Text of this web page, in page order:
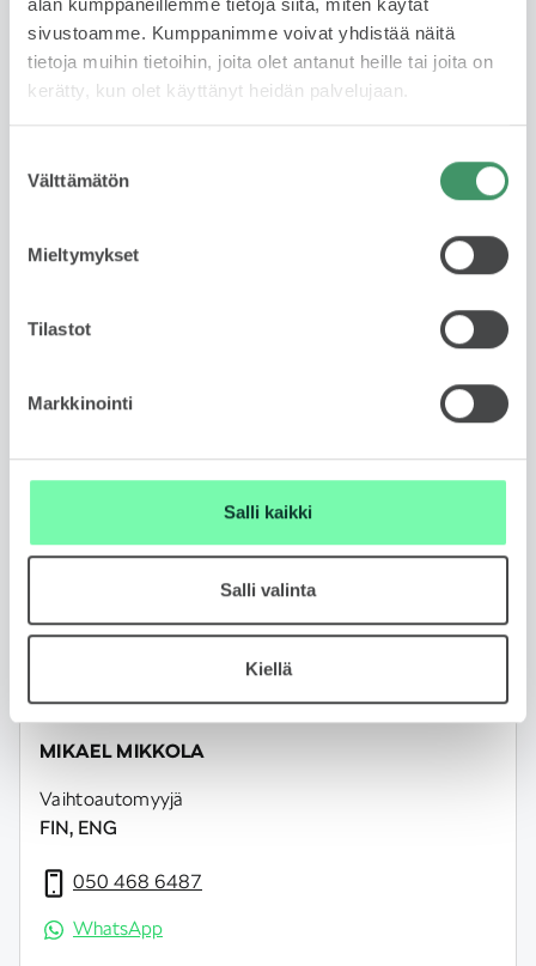
alan kumppaneillemme tietoja siitä, miten käytät
sivustoamme. Kumppanimme voivat yhdistää näitä
tietoja muihin tietoihin, joita olet antanut heille tai joita on
kerätty, kun olet käyttänyt heidän palvelujaan.
valinta
Välttämätön
Mieltymykset
Tilastot
Markkinointi
Salli kaikki
Salli valinta
Kiellä
1-3 vuotta ja kilometrimäärä 10 tkm, 15 tkm tai 20
tkm/ vuosi. Leasing tarjoaa huolettoman tavan
autoilla – maksat vain käytöstä, et omistuksesta.
Lue lisää
Ota yhteyttä myyjään
Jätä yhteydenottopyyntö
MIKAEL MIKKOLA
Vaihtoautomyyjä
FIN, ENG
050 468 6487
WhatsApp